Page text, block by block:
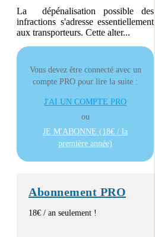
La dépénalisation possible des
infractions s'adresse essentiellement
aux transporteurs. Cette alter...
Vous devez être connecté avec un
compte PRO pour lire la suite :
J'AI UN COMPTE PRO
ou
JE M'ABONNE (18€ / la
première année)
Abonnement PRO
18€ / an seulement !